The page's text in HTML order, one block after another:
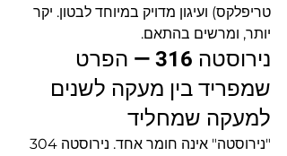
טריפלקס) ועיגון מדויק במיוחד לבטון. יקר
יותר, ומרשים בהתאם.
נירוסטה 316 — הפרט
שמפריד בין מעקה לשנים
למעקה שמחליד